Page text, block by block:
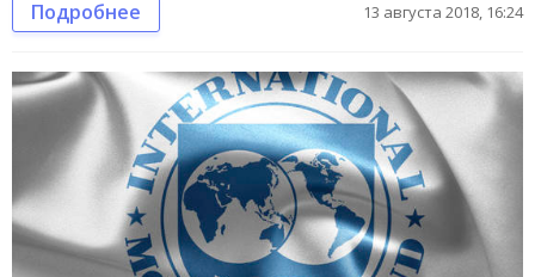
Подробнее 13 августа 2018, 16:24